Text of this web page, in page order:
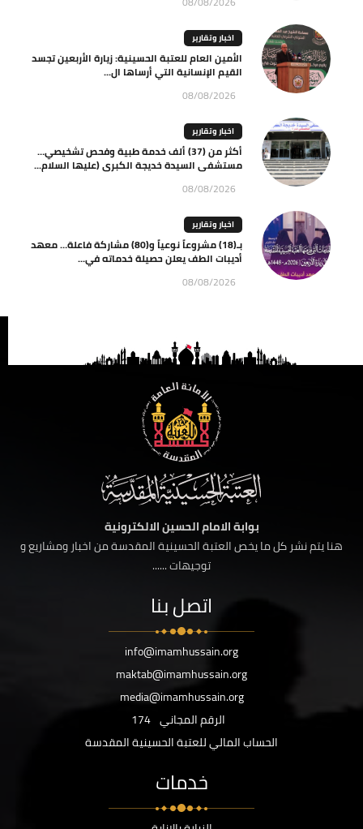
اخبار وتقارير
الأمين العام للعتبة الحسينية: زيارة الأربعين تجسد
القيم الإنسانية التي أرساها ال...
08/08/2026
اخبار وتقارير
أكثر من (37) ألف خدمة طبية وفحص تشخيصي…
مستشفى السيدة خديجة الكبرى (عليها السلام...
08/08/2026
اخبار وتقارير
بـ(18) مشروعاً نوعياً و(80) مشاركة فاعلة… معهد
أديبات الطف يعلن حصيلة خدماته في...
08/08/2026
بوابة الامام الحسين الالكترونية
هنا يتم نشر كل ما يخص العتبة الحسينية المقدسة من اخبار ومشاريع و
توجيهات ......
اتصل بنا
info@imamhussain.org
maktab@imamhussain.org
media@imamhussain.org
الرقم المجاني 174
الحساب المالي للعتبة الحسينية المقدسة
خدمات